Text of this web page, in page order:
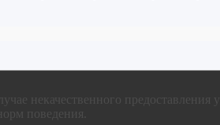
некачественного предоставления
поведения.